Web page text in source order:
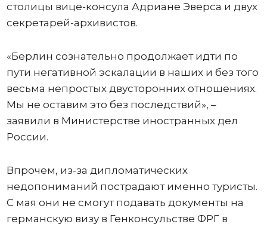
столицы вице-консула Адриане Эверса и двух
секретарей-архивистов.
«Берлин сознательно продолжает идти по
пути негативной эскалации в наших и без того
весьма непростых двусторонних отношениях.
Мы не оставим это без последствий», –
заявили в Министерстве иностранных дел
России.
Впрочем, из-за дипломатических
недопониманий пострадают именно туристы.
С мая они не смогут подавать документы на
германскую визу в Генконсульстве ФРГ в